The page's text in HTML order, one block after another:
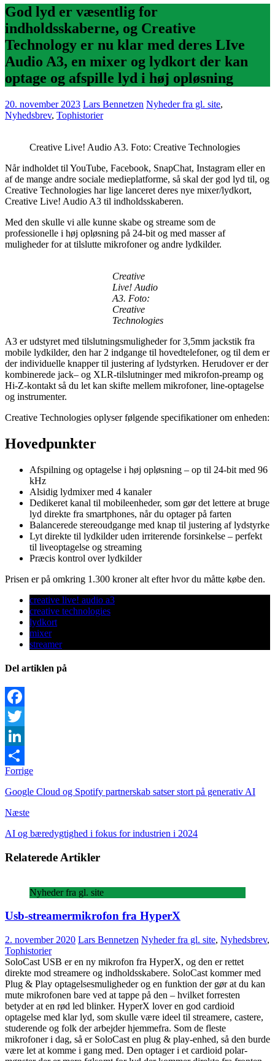
God lyd er væsentlig for
indholdsskaberne, og Creative
Technology er nu klar med deres LIve
Audio A3, en mixer og lydkort der kan
optage og afspille lyd i høj opløsning
20. november 2023 Lars Bennetzen Nyheder fra gl. site,
Nyhedsbrev, Tophistorier
Creative Live! Audio A3. Foto: Creative Technologies
Når indholdet til YouTube, Facebook, SnapChat, Instagram eller en
af de mange andre sociale medieplatforme, så skal der god lyd til, og
Creative Technologies har lige lanceret deres nye mixer/lydkort,
Creative Live! Audio A3 til indholdsskaberen.
Med den skulle vi alle kunne skabe og streame som de
professionelle i høj opløsning på 24-bit og med masser af
muligheder for at tilslutte mikrofoner og andre lydkilder.
Creative
Live! Audio
A3. Foto:
Creative
Technologies
A3 er udstyret med tilslutningsmuligheder for 3,5mm jackstik fra
mobile lydkilder, den har 2 indgange til hovedtelefoner, og til dem er
der individuelle knapper til justering af lydstyrken. Herudover er der
kombinerede jack– og XLR-tilslutninger med mikrofon-preamp og
Hi-Z-kontakt så du let kan skifte mellem mikrofoner, line-optagelse
og instrumenter.
Creative Technologies oplyser følgende specifikationer om enheden:
Hovedpunkter
Afspilning og optagelse i høj opløsning – op til 24-bit med 96
kHz
Alsidig lydmixer med 4 kanaler
Dedikeret kanal til mobileenheder, som gør det lettere at bruge
lyd direkte fra smartphones, når du optager på farten
Balancerede stereoudgange med knap til justering af lydstyrke
Lyt direkte til lydkilder uden irriterende forsinkelse – perfekt
til liveoptagelse og streaming
Præcis kontrol over lydkilder
Prisen er på omkring 1.300 kroner alt efter hvor du måtte købe den.
creative live! audio a3
creative technologies
lydkort
mixer
streamer
Del artiklen på
Facebook
Twitter
LinkedIn
Share
Forrige
Google Cloud og Spotify partnerskab satser stort på generativ AI
Næste
AI og bæredygtighed i fokus for industrien i 2024
Relaterede Artikler
Nyheder fra gl. site
Usb-streamermikrofon fra HyperX
2. november 2020 Lars Bennetzen Nyheder fra gl. site, Nyhedsbrev,
Tophistorier
SoloCast USB er en ny mikrofon fra HyperX, og den er rettet
direkte mod streamere og indholdsskabere. SoloCast kommer med
Plug & Play optagelsesmuligheder og en funktion der gør at du kan
mute mikrofonen bare ved at tappe på den – hvilket forresten
betyder at en rød led blinker. HyperX lover en god cardioid
optagelse med klar lyd, som skulle være ideel til streamere, castere,
studerende og folk der arbejder hjemmefra. Som de fleste
mikrofoner i dag, så er SoloCast en plug & play-enhed, så den burde
være let at komme i gang med. Den optager i et cardioid polar-